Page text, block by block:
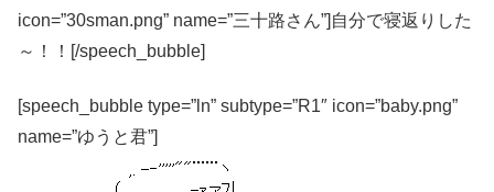
icon=”30sman.png” name=”三十路さん”]自分で寝返りした
～！！[/speech_bubble]
[speech_bubble type=”ln” subtype=”R1″ icon=”baby.png”
name=”ゆうと君”]